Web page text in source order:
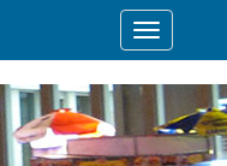
Desplegar